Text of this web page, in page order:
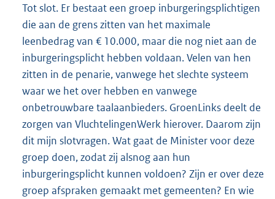
Tot slot. Er bestaat een groep inburgeringsplichtigen
die aan de grens zitten van het maximale
leenbedrag van € 10.000, maar die nog niet aan de
inburgeringsplicht hebben voldaan. Velen van hen
zitten in de penarie, vanwege het slechte systeem
waar we het over hebben en vanwege
onbetrouwbare taalaanbieders. GroenLinks deelt de
zorgen van VluchtelingenWerk hierover. Daarom zijn
dit mijn slotvragen. Wat gaat de Minister voor deze
groep doen, zodat zij alsnog aan hun
inburgeringsplicht kunnen voldoen? Zijn er over deze
groep afspraken gemaakt met gemeenten? En wie